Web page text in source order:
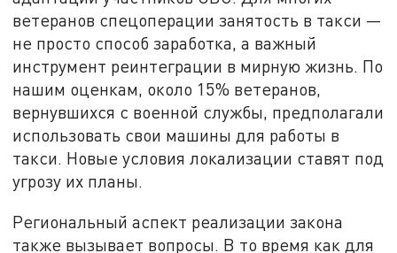
ветеранов спецоперации занятость в такси —
не просто способ заработка, а важный
инструмент реинтеграции в мирную жизнь. По
нашим оценкам, около 15% ветеранов,
вернувшихся с военной службы, предполагали
использовать свои машины для работы в
такси. Новые условия локализации ставят под
угрозу их планы.
Региональный аспект реализации закона
также вызывает вопросы. В то время как для